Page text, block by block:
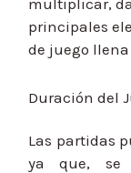
multiplicar,
principales
de juego
Duración del
Las partidas
ya que, se